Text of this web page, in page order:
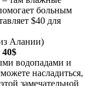
больным
$40 для
Алании)
водопадами и
насладиться,
замечательной